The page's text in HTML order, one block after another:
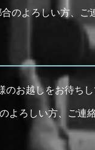
のよろしい方、ご
お越しをお待ち
よろしい方、ご連